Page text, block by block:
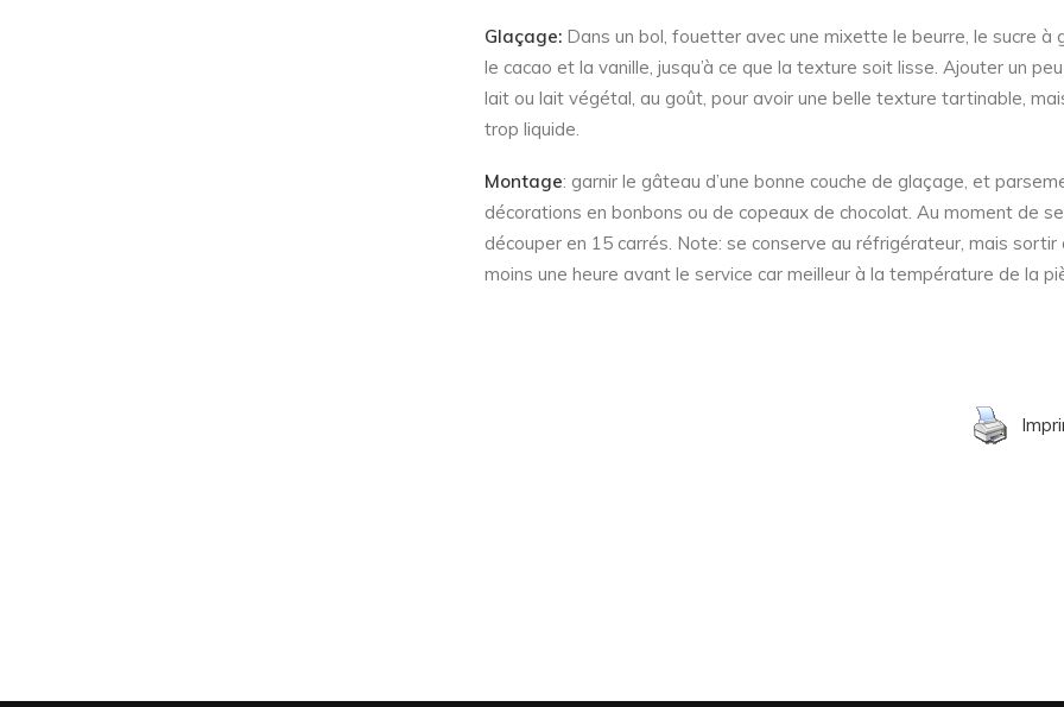
Glaçage: Dans un bol, fouetter avec une mixette le beurre, le sucre à
le cacao et la vanille, jusqu’à ce que la texture soit lisse. Ajouter un
lait ou lait végétal, au goût, pour avoir une belle texture tartinable,
trop liquide.
Montage: garnir le gâteau d’une bonne couche de glaçage, et
décorations en bonbons ou de copeaux de chocolat. Au moment de
découper en 15 carrés. Note: se conserve au réfrigérateur, mais sortir
moins une heure avant le service car meilleur à la température de la